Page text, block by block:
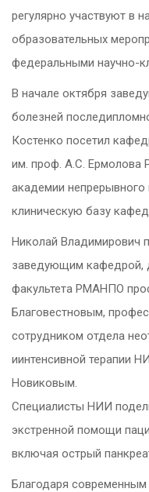
регулярно участвуют в
образовательных
федеральными научно-
В начале октября
болезней
Костенко посетил
им. проф. А.С. Ермолова
академии
клиническую базу
Николай Владимирович
заведующим кафедрой,
факультета РМАНПО
Благовестновым,
сотрудником отдела
иинтенсивной терапии
Новиковым.
Специалисты НИИ
экстренной помощи
включая острый
Благодаря современным